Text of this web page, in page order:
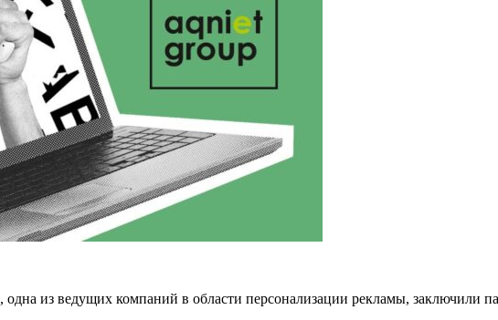
, одна из ведущих компаний в области персонализации рекламы, заключили